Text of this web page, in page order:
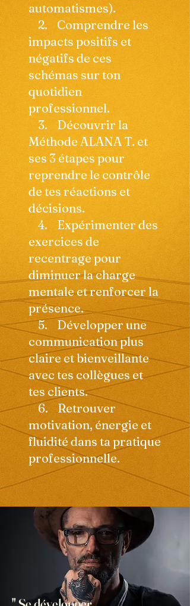
automatismes).
2. Comprendre les
impacts positifs et
négatifs de ces
schémas sur ton
quotidien
professionnel.
3. Découvrir la
Méthode ALANA T. et
ses 3 étapes pour
reprendre le contrôle
de tes réactions et
décisions.
4. Expérimenter des
exercices de
recentrage pour
diminuer la charge
mentale et renforcer la
présence.
5. Développer une
communication plus
claire et bienveillante
avec tes collègues et
tes clients.
6. Retrouver
motivation, énergie et
fluidité dans ta pratique
professionnelle.